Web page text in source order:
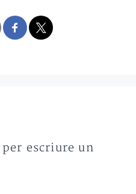
per escriure un